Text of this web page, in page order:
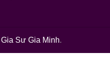
Gia Sư Gia Minh.